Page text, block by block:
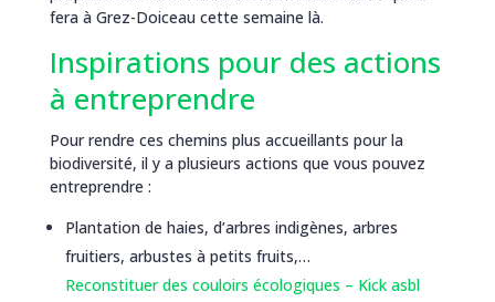
fera à Grez-Doiceau cette semaine là.
Inspirations pour des actions
à entreprendre
Pour rendre ces chemins plus accueillants pour la
biodiversité, il y a plusieurs actions que vous pouvez
entreprendre :
Plantation de haies, d’arbres indigènes, arbres
fruitiers, arbustes à petits fruits,…
Reconstituer des couloirs écologiques – Kick asbl